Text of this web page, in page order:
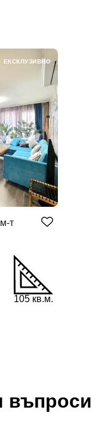
т
105 кв.м.
ЕКСКЛУЗИВНО
въпроси